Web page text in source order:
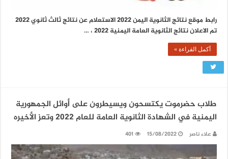
رابط موقع نتائج الثانوية اليمن 2022 الاستعلام عن نتائج ثالث ثانوي 2022
تم الاعلان نتائج الثانوية العامة اليمنية 2022 ، …
أكمل القراءة »
طلاب حضرموت يكتسحون ويسيطرون على أوائل الجمهورية
اليمنية في الشهادة الثانوية العامة للعام 2022 وتعز الأخيره
علاء ناصر 15/08/2022
401